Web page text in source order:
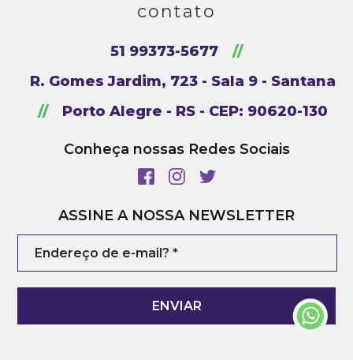
contato
51 99373-5677
//
R. Gomes Jardim, 723 - Sala 9 - Santana
//
Porto Alegre - RS - CEP: 90620-130
Conheça nossas Redes Sociais
ASSINE A NOSSA NEWSLETTER